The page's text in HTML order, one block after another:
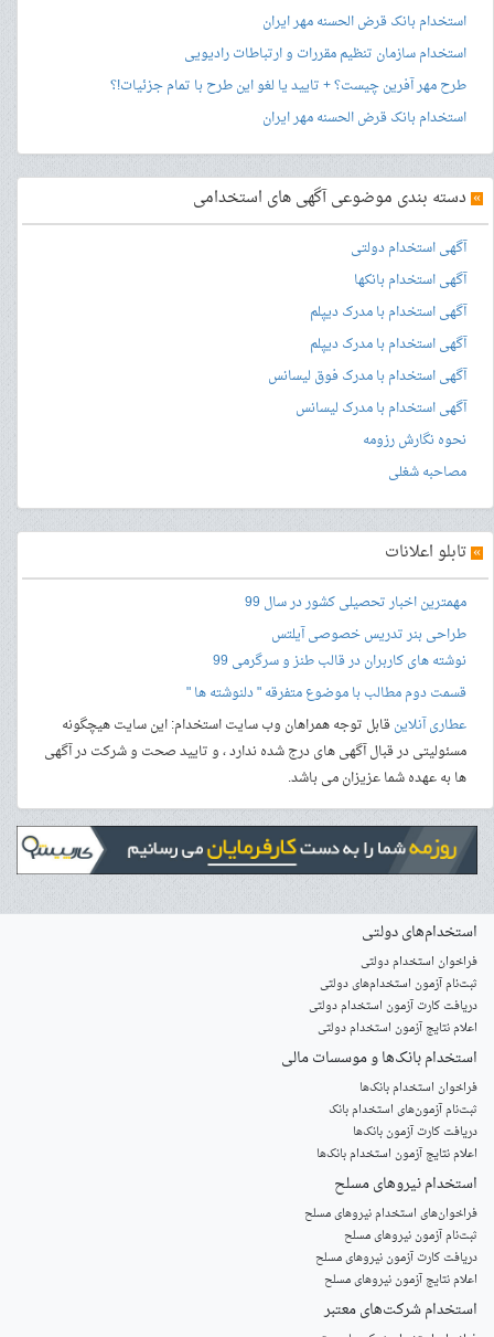
استخدام بانک قرض الحسنه مهر ایران
استخدام سازمان تنظیم مقررات و ارتباطات رادیویی
طرح مهر آفرین چیست؟ + تایید یا لغو این طرح با تمام جزئیات!؟
استخدام بانک قرض الحسنه مهر ایران
» دسته بندی موضوعی آگهی های استخدامی
آگهی استخدام دولتی
آگهی استخدام بانکها
آگهی استخدام با مدرک دیپلم
آگهی استخدام با مدرک دیپلم
آگهی استخدام با مدرک فوق لیسانس
آگهی استخدام با مدرک لیسانس
نحوه نگارش رزومه
مصاحبه شغلی
» تابلو اعلانات
مهمترین اخبار تحصیلی کشور در سال 99
طراحی بنرتدریس خصوصی آیلتس
نوشته های کاربران در قالب طنز و سرگرمی 99
قسمت دوم مطالب با موضوع متفرقه " دلنوشته ها "
عطاری آنلاینقابل توجه همراهان وب سایت استخدام: این سایت هیچگونه
مسئولیتی در قبال آگهی های درج شده ندارد ، و تایید صحت و شرکت در آگهی
ها به عهده شما عزیزان می باشد.
استخدام‌های دولتی
فراخوان استخدام دولتی
ثبت‌نام آزمون‌ استخدام‌های دولتی
دریافت کارت آزمون استخدام دولتی
اعلام نتایج آزمون استخدام دولتی
استخدام‌ بانک‌ها و موسسات مالی
فراخوان استخدام بانک‌ها
‌ثبت‌نام آزمون‌های استخدام بانک
دریافت کارت آزمون بانک‌ها
اعلام نتایج آزمون استخدام بانک‌ها
استخدام‌ نیروهای مسلح
‌فراخوان‌های استخدام‌ نیروهای مسلح
ثبت‌نام آزمون نیروهای مسلح
دریافت کارت آزمون نیروهای مسلح
اعلام نتایج آزمون نیروهای مسلح
استخدام‌ شرکت‌های معتبر